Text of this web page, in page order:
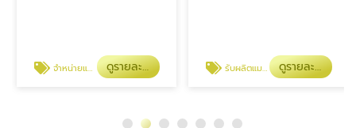
จำหน่ายแมคคานิคอลซีลสำหรับอุตสาหกรรม ดูรายละเอียด รับผลิตแมคคานิคอลซีล Mechanical Seal ดูรายละเอียด